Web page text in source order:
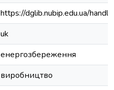
https://dglib.nubip.edu.ua/
uk
енергозбереження
виробництво